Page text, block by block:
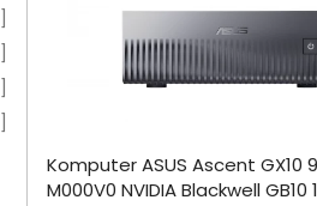
]
]
]
]
Komputer ASUS Ascent GX10
M000V0 NVIDIA Blackwell GB10